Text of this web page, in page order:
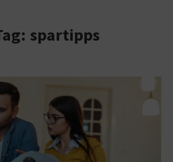
spartipps